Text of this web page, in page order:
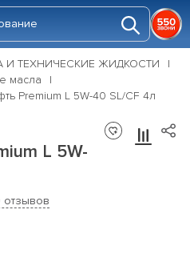
И ТЕХНИЧЕСКИЕ ЖИДКОСТИ
масла
Premium L 5W-40 SL/CF 4л
L 5W-
отзывов